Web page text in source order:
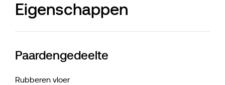
Eigenschappen
Paardengedeelte
Rubberen vloer